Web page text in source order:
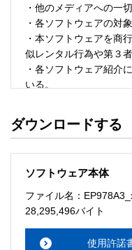
・他のメディアへの一
・各ソフトウェアの対
・本ソフトウェアを商
似レンタル行為や第３
・各ソフトウェア紹介
いる。
・ソフトウェアを改変
ソフトウェアのサポー
・本サーバでは、ユー
メーションセンターま
ダウンロードする
ソフトウェア本体
ファイル名：
28,295,496バイト
使用許諾